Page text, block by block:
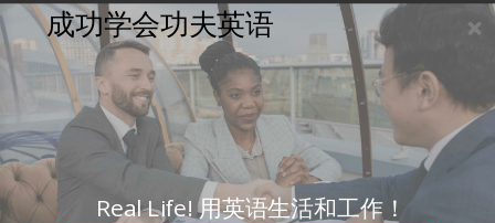
购买
注册
Toggle
navigation
咨询热线：4006-979-088 或 +86-755-88820630
功夫英语 · KUNGFU ENGLISH · METHOD
成功学会功夫英语
Real Life! 用英语生活和工作！